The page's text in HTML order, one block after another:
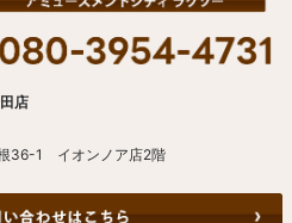
店
36-1 イオンノア店2階